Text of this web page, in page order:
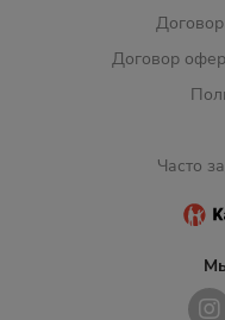
Договор
Часто